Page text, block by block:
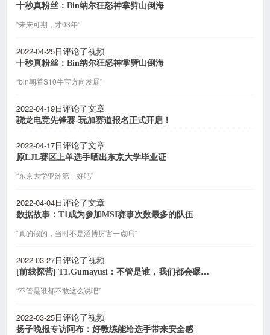
十秒真粉丝：Bin纳尔狂怒神掌劈山倒海
“未来可期，才03年”
2022-04-25日评论了视频
十秒真粉丝：Bin纳尔狂怒神掌劈山倒海
“bin朝着S10牛宝方向发展”
2022-04-19日评论了文章
骁龙电竞先锋赛-玩加赛道报名正式开启！
2022-04-17日评论了文章
原LJL赛区上单选手晒出东京大学毕业证
“东京大学亚洲第一好吧”
2022-04-04日评论了文章
数据故事：T1成为参加MSI赛事次数最多的队伍
“真的假的，当时不是滔博厉害一点吗”
2022-03-27日评论了视频
[前线探营] T1.Gumayusi：不管是谁，我们都会碾碎他们
“不管是谁都不敢这么说吧”
2022-03-25日评论了视频
扬子晚报专访阿布：好教练能给选手带来安全感